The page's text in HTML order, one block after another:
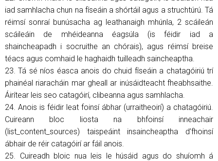
iad samhlacha chun na físeáin a shórtáil agus a struchtúrú. Tá
réimsí sonraí bunúsacha ag leathanaigh mhúnla, 2 scáileán
scáileáin de mhéideanna éagsúla (is féidir iad a
shaincheapadh i socruithe an chórais), agus réimsí breise
téacs agus comhaid le haghaidh tuilleadh saincheaptha.
23. Tá sé níos éasca anois do chuid físeáin a chatagóiriú trí
phainéal riaracháin mar gheall ar inúsáidteacht fheabhsaithe.
Áirítear leis seo catagóirí, clibeanna agus samhlacha.
24. Anois is féidir leat foinsí ábhar (urraitheoirí) a chatagóiriú.
Cuireann bloc liosta na bhfoinsí inneachair
(list_content_sources) taispeáint insaincheaptha d’fhoinsí
ábhair de réir catagóirí ar fáil anois.
25. Cuireadh bloic nua leis le húsáid agus do shuíomh á